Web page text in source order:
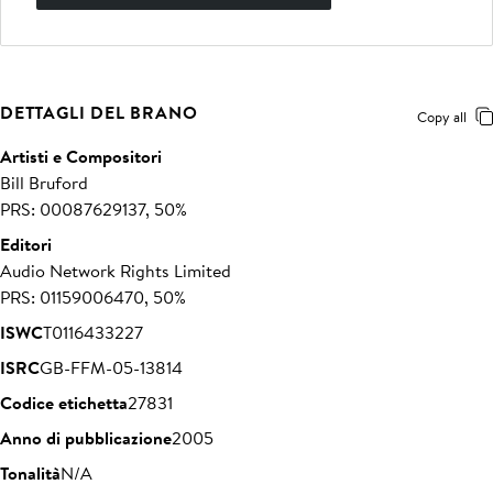
DETTAGLI DEL BRANO Copy all
Artisti e Compositori
Bill Bruford
PRS: 00087629137, 50%
Editori
Audio Network Rights Limited
PRS: 01159006470, 50%
ISWCT0116433227
ISRCGB-FFM-05-13814
Codice etichetta27831
Anno di pubblicazione2005
TonalitàN/A